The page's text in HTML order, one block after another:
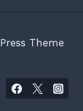
Theme